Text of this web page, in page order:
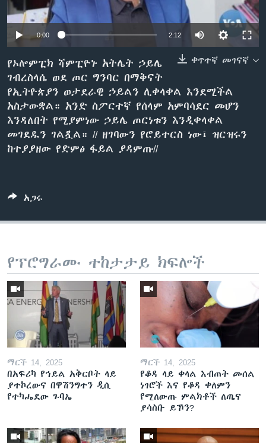
ቋንቋዎች
0:00 2:12
ቀጥተኛ መገናኛ
የኦሎምፒክ ሻምፒዮኑ አትሌት ኃይሌ
ገብረስላሴ ወደ ጦር ግንባር በማቅናት
የኢትዮጵያን ወታደራዊ ኃይልን ሊቀላቀል እንደሚችል
አስታውቋል። አንድ ስፖርተኛ የሰላም አምባሳደር መሆን
እንዳለበት የሚያምነው ኃይሌ ጦርነቱን እንዲቀላቀል
መገደዱን ገልጿል። // ዘገባውን የሮይተርስ ነው፤ ዝርዝሩን
ከተያያዘው የድምፅ ፋይል ያዳምጡ//
አጋሩ
የፕሮግራሙ ተከታታይ ክፍሎች
ማርች 14, 2025
በአፍሪካ የኅይል አቅርቦት ላይ
ያተኮረውና በዋሽንግተን ዲሲ
የተካሔደው ጉባኤ
ማርች 14, 2025
የቆዳ ላይ ቀላል እብጠት መሰል
ነገሮች እና የቆዳ ቀለምን
የሚለውጡ ምልክቶች ለጤና
ያሳስቡ ይኾን?